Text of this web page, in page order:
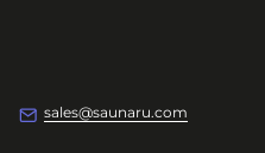
sales@saunaru.com